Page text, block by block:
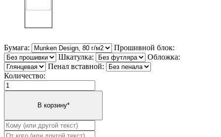
Бумага:
Прошивной блок:
Шкатулка:
Обложка:
Пенал вставной:
Количество: